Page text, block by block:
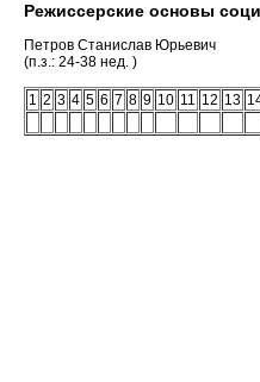
Режиссерские основы
Петров Станислав Юрьевич
(п.з.: 24-38 нед. )
1 2 3 4 5 6 7 8 9 10 11 12 13